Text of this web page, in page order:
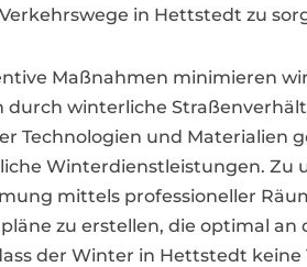
in Hettstedt zu
Maßnahmen minimieren
winterliche
Technologien und Materialien
Winterdienstleistungen. Zu
mittels professioneller
zu erstellen, die optimal
der Winter in Hettstedt